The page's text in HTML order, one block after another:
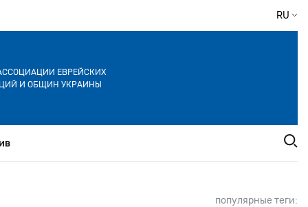
RU
ЕВРЕЙСКИХ
И ОБЩИН УКРАИНЫ
популярные теги: